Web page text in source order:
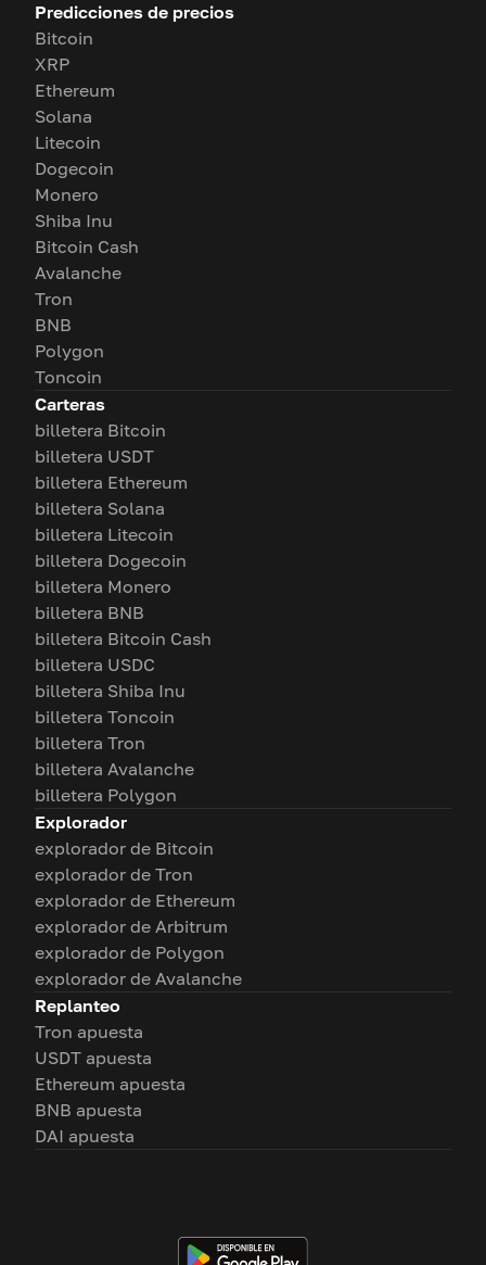
Predicciones de precios
Bitcoin
XRP
Ethereum
Solana
Litecoin
Dogecoin
Monero
Shiba Inu
Bitcoin Cash
Avalanche
Tron
BNB
Polygon
Toncoin
Carteras
billetera Bitcoin
billetera USDT
billetera Ethereum
billetera Solana
billetera Litecoin
billetera Dogecoin
billetera Monero
billetera BNB
billetera Bitcoin Cash
billetera USDC
billetera Shiba Inu
billetera Toncoin
billetera Tron
billetera Avalanche
billetera Polygon
Explorador
explorador de Bitcoin
explorador de Tron
explorador de Ethereum
explorador de Arbitrum
explorador de Polygon
explorador de Avalanche
Replanteo
Tron apuesta
USDT apuesta
Ethereum apuesta
BNB apuesta
DAI apuesta